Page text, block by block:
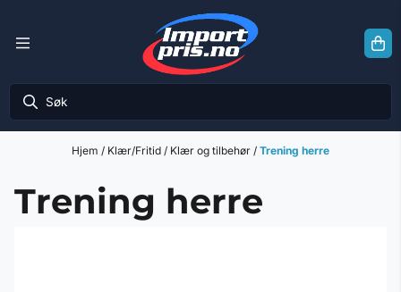
Hjem / Klær/Fritid / Klær og tilbehør / Trening herre
Trening herre